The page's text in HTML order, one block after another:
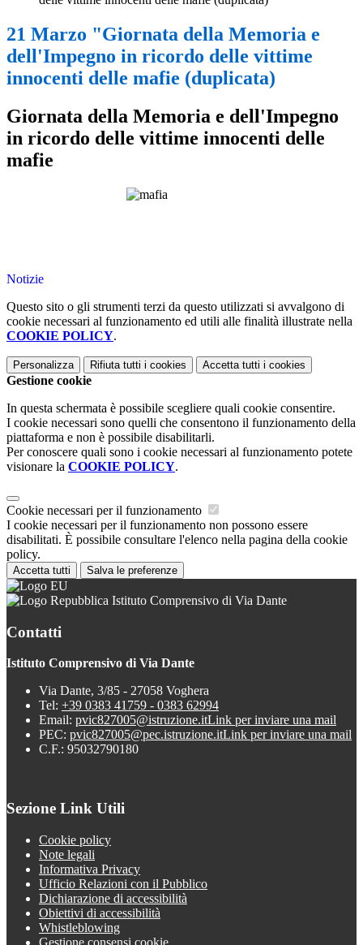
21 Marzo "Giornata della Memoria e
dell'Impegno in ricordo delle vittime
innocenti delle mafie (duplicata)
Giornata della Memoria e dell'Impegno
in ricordo delle vittime innocenti delle
mafie
Notizie
Questo sito o gli strumenti terzi da questo utilizzati si avvalgono di
cookie necessari al funzionamento ed utili alle finalità illustrate nella
COOKIE POLICY.
Personalizza Rifiuta tutti i cookies Accetta tutti i cookies
Gestione cookie
In questa schermata è possibile scegliere quali cookie consentire.
I cookie necessari sono quelli che consentono il funzionamento della
piattaforma e non è possibile disabilitarli.
Per conoscere quali sono i cookie necessari al funzionamento potete
visionare la COOKIE POLICY.
Cookie necessari per il funzionamento
I cookie necessari per il funzionamento non possono essere
disabilitati. È possibile consultare l'elenco nella pagina della cookie
policy.
Accetta tutti Salva le preferenze
Istituto Comprensivo di Via Dante
Contatti
Istituto Comprensivo di Via Dante
Via Dante, 3/85 - 27058 Voghera
Tel: +39 0383 41759 - 0383 62994
Email: pvic827005@istruzione.itLink per inviare una mail
PEC: pvic827005@pec.istruzione.itLink per inviare una mail
C.F.: 95032790180
Sezione Link Utili
Cookie policy
Note legali
Informativa Privacy
Ufficio Relazioni con il Pubblico
Dichiarazione di accessibilità
Obiettivi di accessibilità
Whistleblowing
Gestione consensi cookie